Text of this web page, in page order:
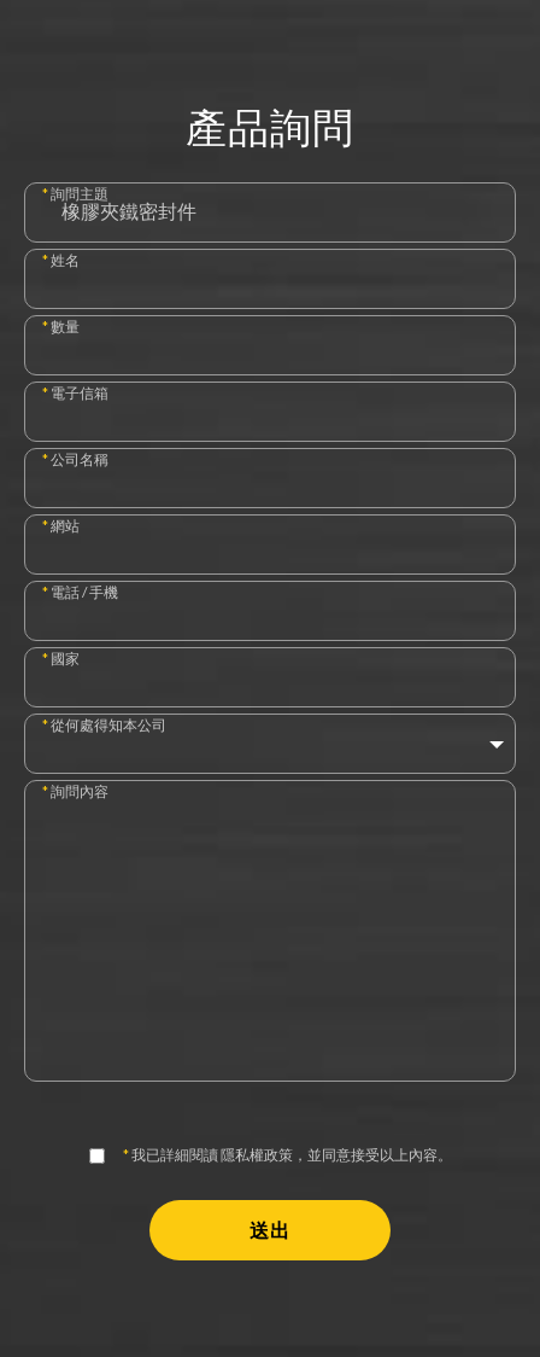
產品詢問
*詢問主題
*姓名
*數量
* 電子信箱
*公司名稱
*網站
* 電話 / 手機
* 國家
*從何處得知本公司
*詢問內容
*我已詳細閱讀隱私權政策，並同意接受以上內容。
送出